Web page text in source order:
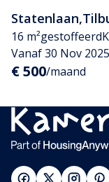
Statenlaan,
16 m²gestoffeerd
Vanaf 30 Nov 2025
€ 500/maand